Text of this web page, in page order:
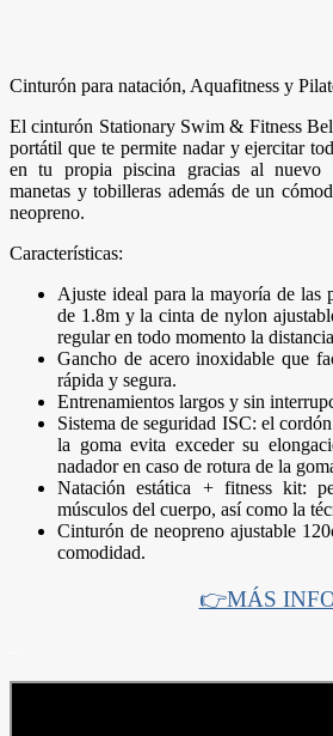
Cinturón para natación, Aquafitness y
El cinturón Stationary Swim & Fitness
portátil que te permite nadar y ejercitar
en tu propia piscina gracias al nuevo
manetas y tobilleras además de un
neopreno.
Características:
Ajuste ideal para la mayoría de las
de 1.8m y la cinta de nylon
regular en todo momento la
Gancho de acero inoxidable que
rápida y segura.
Entrenamientos largos y sin
Sistema de seguridad ISC: el
la goma evita exceder su
nadador en caso de rotura de la
Natación estática + fitness kit:
músculos del cuerpo, así como la
Cinturón de neopreno ajustable
comodidad.
👉MÁS